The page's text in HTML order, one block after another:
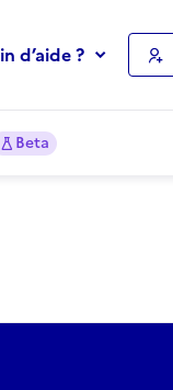
d’aide ?
Beta